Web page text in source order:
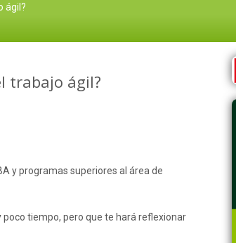
ágil?
trabajo ágil?
y programas superiores al área de
tiempo, pero que te hará reflexionar